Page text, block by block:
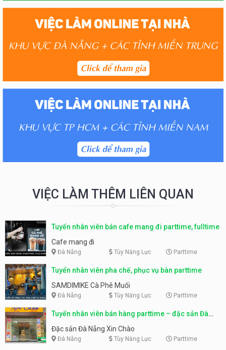
VIỆC LÀM THÊM LIÊN QUAN
Tuyển nhân viên bán cafe mang đi parttime, fulltime
Cafe mang đi
Đà Nẵng Tùy Năng Lực Parttime
Tuyển nhân viên pha chế, phục vụ bàn parttime
SAMDIMIKE Cà Phê Muối
Đà Nẵng Tùy Năng Lực Parttime
Tuyển nhân viên bán hàng parttime – đặc sản Đà
Nẵng
Đặc sản Đà Nẵng Xin Chào
Đà Nẵng Tùy Năng Lực Parttime